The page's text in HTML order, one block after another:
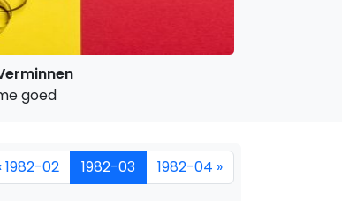
goed
1982-02 1982-03 1982-04 »